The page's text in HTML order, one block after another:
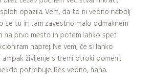
opazila. Vem, da to ni vedno nabolj
se tu in tam zavestno malo odmaknem
na prvo mesto in potem lahko spet
naprej. Ne vem, če si lahko
življenje s tremi otroki pomeni,
potrebuje. Res vedno, haha.